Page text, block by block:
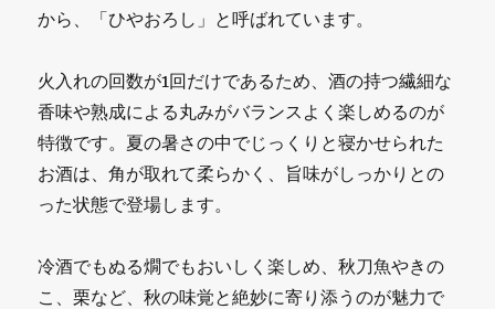
から、「ひやおろし」と呼ばれています。
火入れの回数が1回だけであるため、酒の持つ繊細な
香味や熟成による丸みがバランスよく楽しめるのが
特徴です。夏の暑さの中でじっくりと寝かせられた
お酒は、角が取れて柔らかく、旨味がしっかりとの
った状態で登場します。
冷酒でもぬる燗でもおいしく楽しめ、秋刀魚やきの
こ、栗など、秋の味覚と絶妙に寄り添うのが魅力で